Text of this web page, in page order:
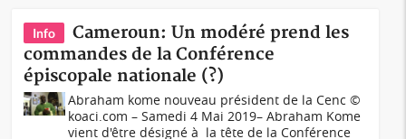
Info
Cameroun: Un modéré prend les
commandes de la Conférence
épiscopale nationale (?)
Abraham kome nouveau président de la Cenc ©
koaci.com – Samedi 4 Mai 2019– Abraham Kome
vient d'être désigné à la tête de la Conférence